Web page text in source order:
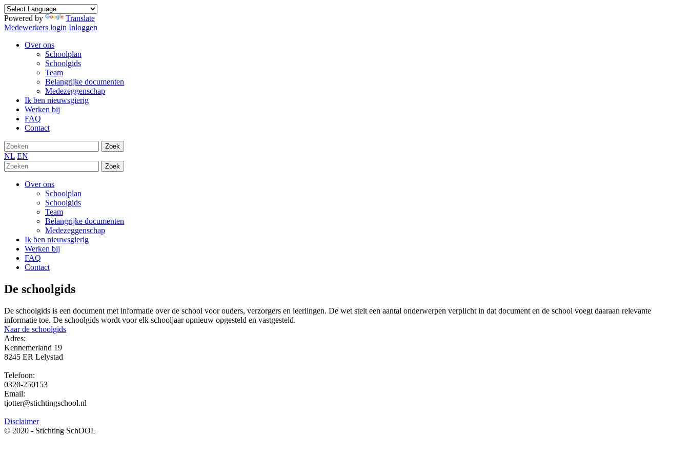
Powered by
Translate
Medewerkers login Inloggen
Over ons
Schoolplan
Schoolgids
Team
Belangrijke documenten
Medezeggenschap
Ik ben nieuwsgierig
Werken bij
FAQ
Contact
Zoek
NL EN
Zoek
Over ons
Schoolplan
Schoolgids
Team
Belangrijke documenten
Medezeggenschap
Ik ben nieuwsgierig
Werken bij
FAQ
Contact
De schoolgids
De schoolgids is een document met informatie over de school voor ouders, verzorgers en leerlingen. De wet stelt een aantal onderwerpen verplicht in dat document en de school voegt daaraan relevante
informatie toe. De schoolgids wordt voor elk schooljaar opnieuw opgesteld en vastgesteld.
Naar de schoolgids
Adres:
Kennemerland 19
8245 ER Lelystad
Telefoon:
0320-250153
Email:
tjotter@stichtingschool.nl
Disclaimer
© 2020 - Stichting SchOOL